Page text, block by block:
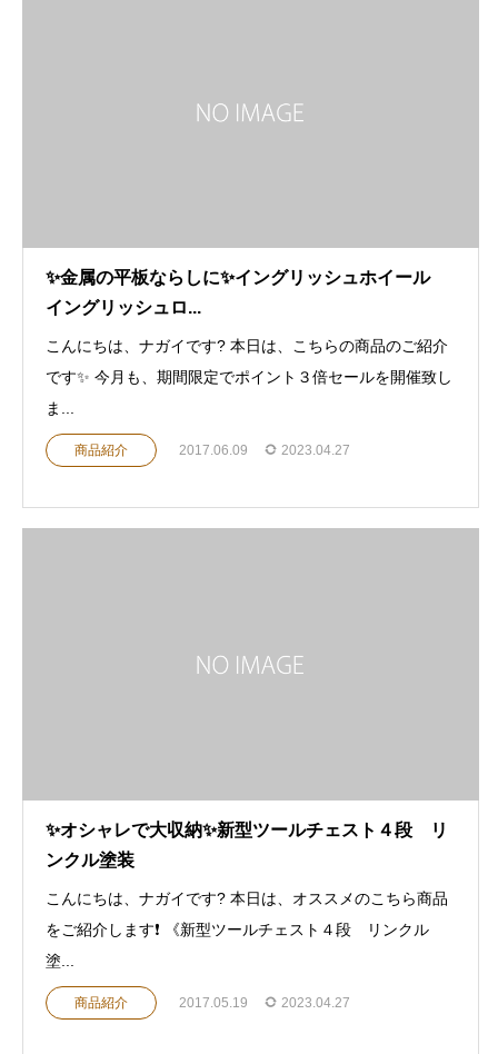
✨金属の平板ならしに✨イングリッシュホイール
イングリッシュロ...
こんにちは、ナガイです? 本日は、こちらの商品のご紹介
です✨ 今月も、期間限定でポイント３倍セールを開催致し
ま...
商品紹介 2017.06.09 2023.04.27
✨オシャレで大収納✨新型ツールチェスト４段 リ
ンクル塗装
こんにちは、ナガイです? 本日は、オススメのこちら商品
をご紹介します❗️ 《新型ツールチェスト４段 リンクル
塗...
商品紹介 2017.05.19 2023.04.27